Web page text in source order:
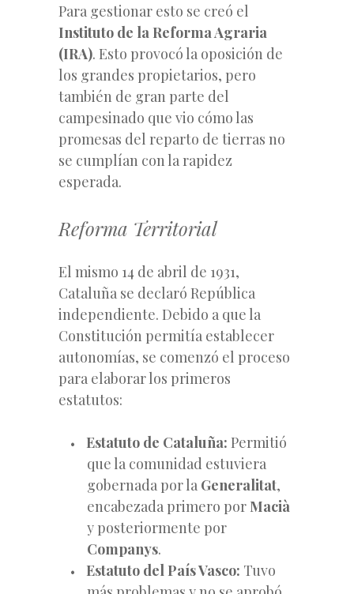
Para gestionar esto se creó el
Instituto de la Reforma Agraria
(IRA). Esto provocó la oposición de
los grandes propietarios, pero
también de gran parte del
campesinado que vio cómo las
promesas del reparto de tierras no
se cumplían con la rapidez
esperada.
Reforma Territorial
El mismo 14 de abril de 1931,
Cataluña se declaró República
independiente. Debido a que la
Constitución permitía establecer
autonomías, se comenzó el proceso
para elaborar los primeros
estatutos:
Estatuto de Cataluña: Permitió
que la comunidad estuviera
gobernada por la Generalitat,
encabezada primero por Macià
y posteriormente por
Companys.
Estatuto del País Vasco: Tuvo